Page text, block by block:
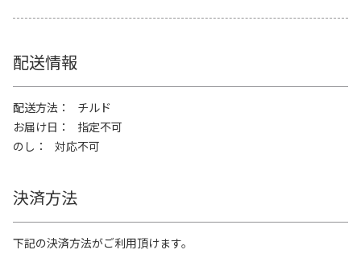
配送情報
配送方法
チルド
お届け日
指定不可
のし
対応不可
決済方法
下記の決済方法がご利用頂けます。